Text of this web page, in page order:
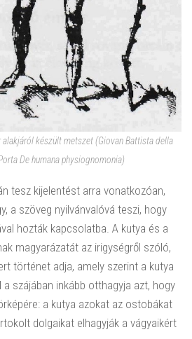
alakjáról készült metszet(Giovan Battista della
De humana physiognomonia)
tesz kijelentést arra vonatkozóan,
a szöveg nyilvánvalóvá teszi, hogy
hozták kapcsolatba. A kutya és a
magyarázatát az irigységről szóló,
történet adja, amely szerint a kutya
szájában inkább otthagyja azt, hogy
a kutya azokat az ostobákat
dolgaikat elhagyják a vágyaikért